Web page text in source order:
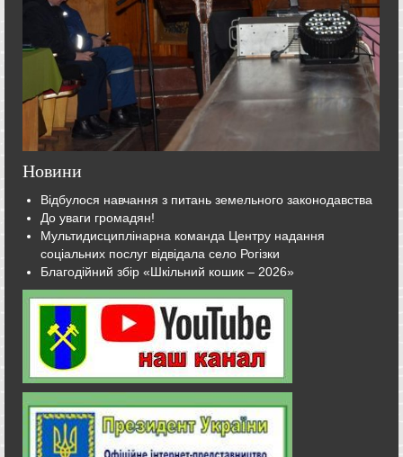
Новини
Відбулося навчання з питань земельного законодавства
До уваги громадян!
Мультидисциплінарна команда Центру надання
соціальних послуг відвідала село Рогізки
Благодійний збір «Шкільний кошик – 2026»